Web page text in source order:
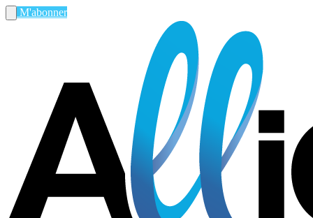
M'abonner